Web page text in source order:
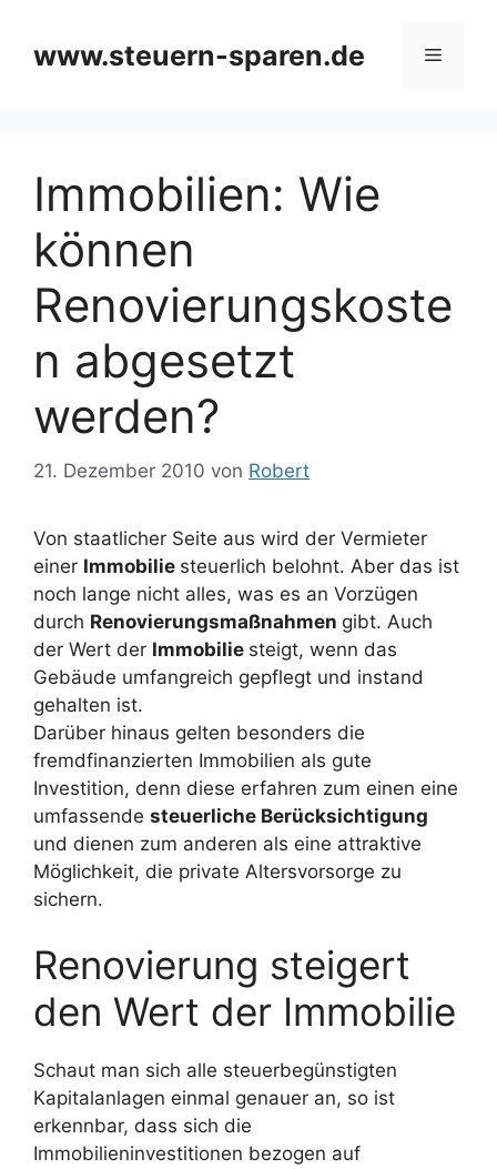
springen
www.steuern-sparen.de Menü
Immobilien: Wie
können
Renovierungskoste
n abgesetzt
werden?
21. Dezember 2010 von Robert
Von staatlicher Seite aus wird der Vermieter
einer Immobilie steuerlich belohnt. Aber das ist
noch lange nicht alles, was es an Vorzügen
durch Renovierungsmaßnahmen gibt. Auch
der Wert der Immobilie steigt, wenn das
Gebäude umfangreich gepflegt und instand
gehalten ist.
Darüber hinaus gelten besonders die
fremdfinanzierten Immobilien als gute
Investition, denn diese erfahren zum einen eine
umfassende steuerliche Berücksichtigung
und dienen zum anderen als eine attraktive
Möglichkeit, die private Altersvorsorge zu
sichern.
Renovierung steigert
den Wert der Immobilie
Schaut man sich alle steuerbegünstigten
Kapitalanlagen einmal genauer an, so ist
erkennbar, dass sich die
Immobilieninvestitionen bezogen auf